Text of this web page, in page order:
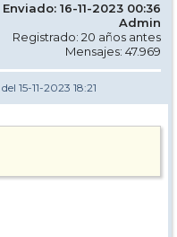
Enviado: 16-11-2023 00:36
Admin
Registrado: 20 años antes
Mensajes: 47.969
del 15-11-2023 18:21